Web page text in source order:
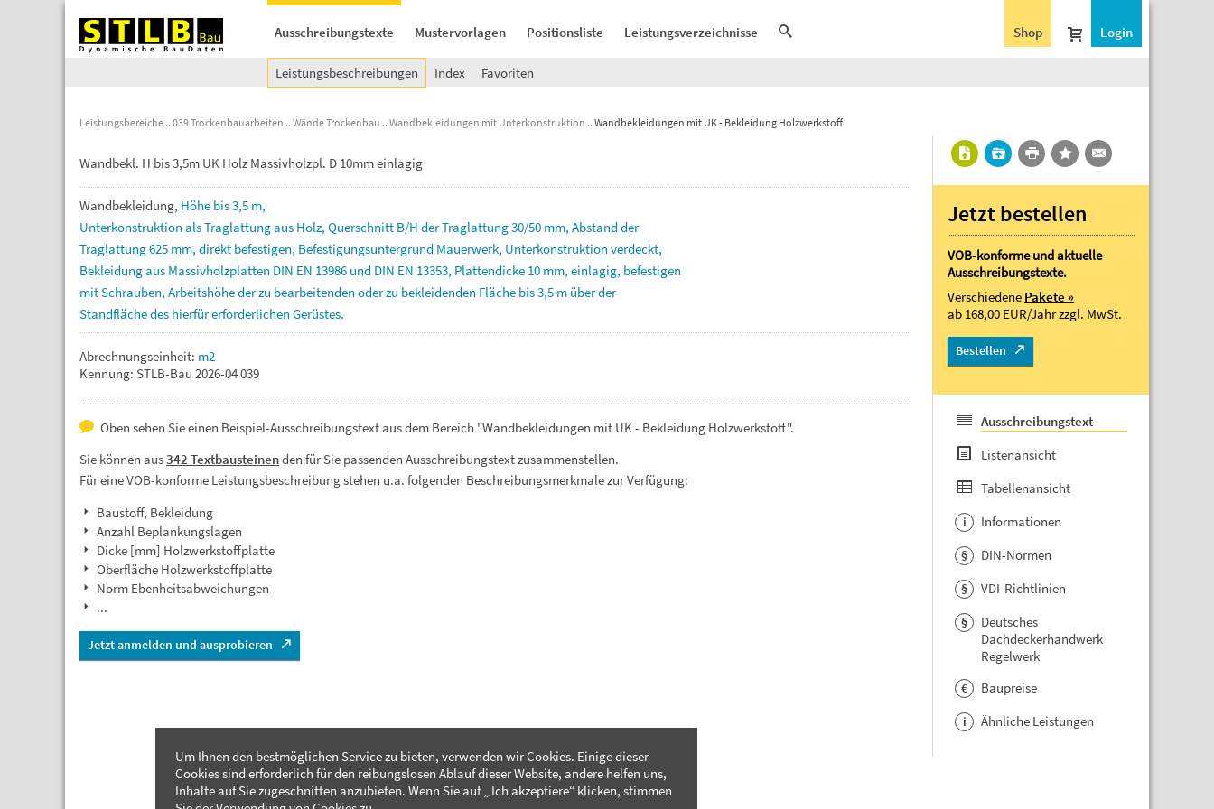
Ausschreibungstexte Mustervorlagen Positionsliste Leistungsverzeichnisse Login
Shop
Leistungsbeschreibungen Index Favoriten
Leistungsbereiche 039 Trockenbauarbeiten Wände Trockenbau Wandbekleidungen mit Unterkonstruktion Wandbekleidungen mit UK - Bekleidung Holzwerkstoff
Wandbekl. H bis 3,5m UK Holz Massivholzpl. D 10mm einlagig
Wandbekleidung, Höhe bis3,5 m,
Unterkonstruktion alsTraglattungaus Holz, Querschnitt B/H derTraglattung30/50 mm, Abstandder
Traglattung625 mm, direkt befestigen, Befestigungsuntergrund Mauerwerk, Unterkonstruktion verdeckt,
Bekleidungaus Massivholzplatten DIN EN 13986 und DIN EN 13353, Plattendicke 10 mm, einlagig, befestigen
mitSchrauben, Arbeitshöhederzu bearbeitenden oderzu bekleidenden Fläche bis3,5 m überder
Standflächedes hierfürerforderlichen Gerüstes.
Abrechnungseinheit: m2
Kennung: STLB-Bau 2026-04 039
Oben sehen Sie einen Beispiel-Ausschreibungstext aus dem Bereich "Wandbekleidungen mit UK - Bekleidung Holzwerkstoff".
Sie können aus342 Textbausteinenden für Sie passenden Ausschreibungstext zusammenstellen.
Für eine VOB-konforme Leistungsbeschreibung stehen u.a. folgenden Beschreibungsmerkmale zur Verfügung:
Baustoff, Bekleidung
Anzahl Beplankungslagen
Dicke [mm] Holzwerkstoffplatte
Oberfläche Holzwerkstoffplatte
Norm Ebenheitsabweichungen
...
Jetzt anmelden und ausprobieren
Jetzt bestellen
VOB-konforme und aktuelle
Ausschreibungstexte.
Verschiedene Pakete »
ab 168,00 EUR/Jahrzzgl. MwSt.
Bestellen
Ausschreibungstext
Listenansicht
Tabellenansicht
i Informationen
§ DIN-Normen
§ VDI-Richtlinien
§
Deutsches
Dachdeckerhandwerk
Regelwerk
€ Baupreise
i Ähnliche Leistungen
Um Ihnen den bestmöglichen Service zu bieten, verwenden wir Cookies. Einige dieser
Cookies sind erforderlich für den reibungslosen Ablauf dieser Website, andere helfen uns,
Inhalte auf Sie zugeschnitten anzubieten. Wenn Sie auf „ Ich akzeptiere“ klicken, stimmen